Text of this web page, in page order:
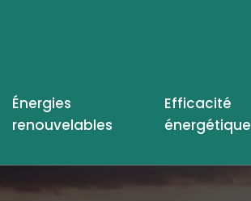
Énergies
renouvelables
Efficacité
énergétique